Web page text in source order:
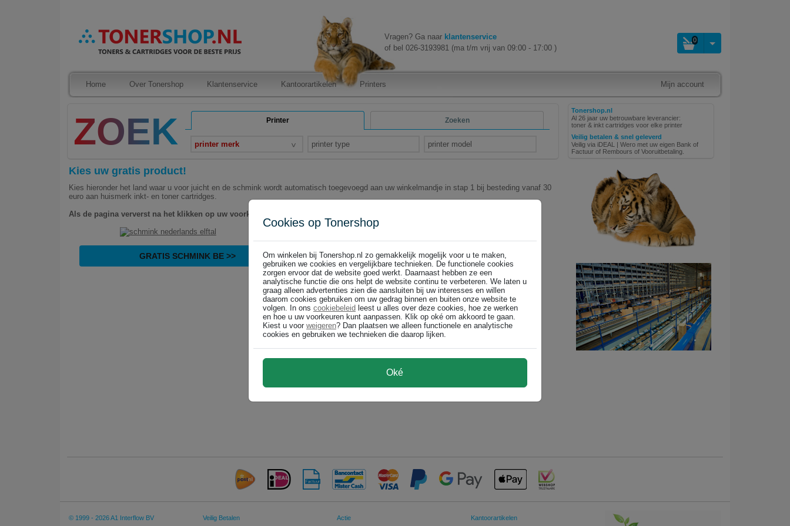
Vragen? Ga naar klantenservice
of bel 026-3193981 (ma t/m vrij van 09:00 - 17:00 )
0
Home Over Tonershop Klantenservice Kantoorartikelen Printers Mijn account
Printer Zoeken
printer merk printer type printer model
Tonershop.nl
Al 26 jaar uw betrouwbare leverancier:
toner & inkt cartridges voor elke printer
Veilig betalen & snel geleverd
Veilig via iDEAL | Wero met uw eigen Bank of
Factuur of Rembours of Vooruitbetaling.
Kies uw gratis product!
Kies hieronder het land waar u voor juicht en de schmink wordt automatisch toegevoegd aan uw winkelmandje in stap 1 bij besteding vanaf 30
euro aan huismerk inkt- en toner cartridges.
Als de pagina ververst na het klikken op uw voorkeur is de actie geactiveerd!
GRATIS SCHMINK BE >> GRATIS SCHMINK NL >>
© 1999 - 2026 A1 Interflow BV Veilig Betalen Actie Kantoorartikelen
Cookies op Tonershop
Om winkelen bij Tonershop.nl zo gemakkelijk mogelijk voor u te maken,
gebruiken we cookies en vergelijkbare technieken. De functionele cookies
zorgen ervoor dat de website goed werkt. Daarnaast hebben ze een
analytische functie die ons helpt de website continu te verbeteren. We laten u
graag alleen advertenties zien die aansluiten bij uw interesses en willen
daarom cookies gebruiken om uw gedrag binnen en buiten onze website te
volgen. In ons cookiebeleid leest u alles over deze cookies, hoe ze werken
en hoe u uw voorkeuren kunt aanpassen. Klik op oké om akkoord te gaan.
Kiest u voor weigeren? Dan plaatsen we alleen functionele en analytische
cookies en gebruiken we technieken die daarop lijken.
Oké